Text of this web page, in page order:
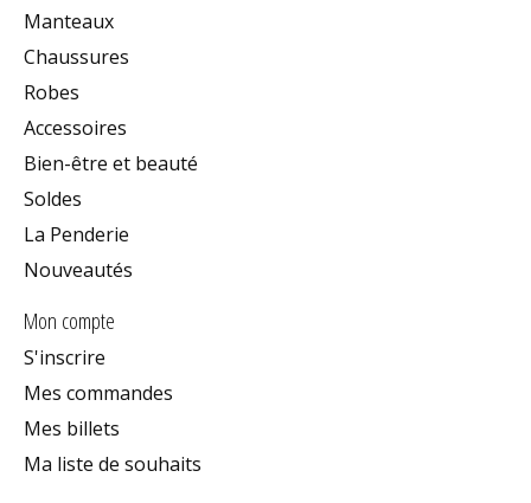
Manteaux
Chaussures
Robes
Accessoires
Bien-être et beauté
Soldes
La Penderie
Nouveautés
Mon compte
S'inscrire
Mes commandes
Mes billets
Ma liste de souhaits